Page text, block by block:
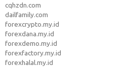
cqhzdn.com
dailfamily.com
forexcrypto.my.id
forexdana.my.id
forexdemo.my.id
forexfactory.my.id
forexhalal.my.id